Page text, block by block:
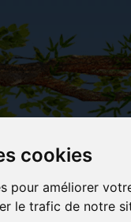
cookies
pour améliorer
le trafic de notre
et
Objets